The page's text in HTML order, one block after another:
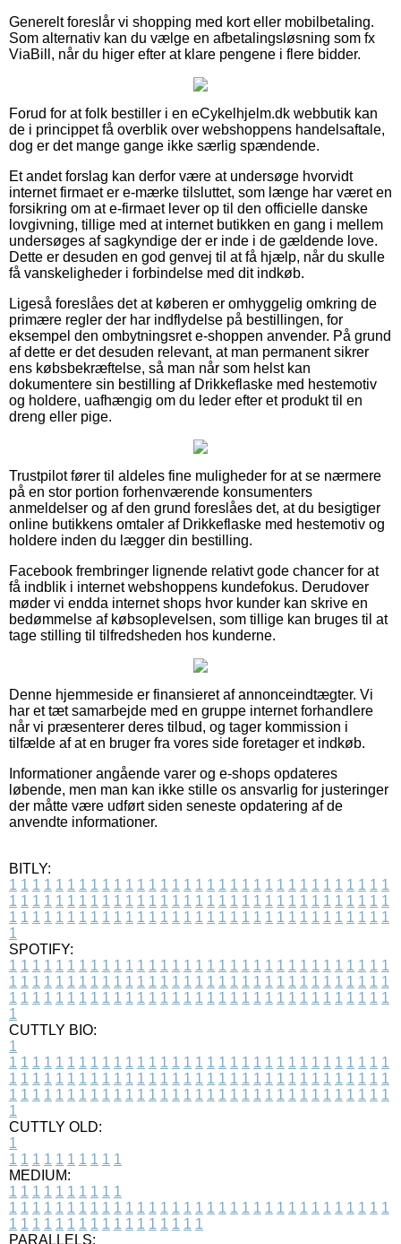
Generelt foreslår vi shopping med kort eller mobilbetaling.
Som alternativ kan du vælge en afbetalingsløsning som fx
ViaBill, når du higer efter at klare pengene i flere bidder.
Forud for at folk bestiller i en eCykelhjelm.dk webbutik kan
de i princippet få overblik over webshoppens handelsaftale,
dog er det mange gange ikke særlig spændende.
Et andet forslag kan derfor være at undersøge hvorvidt
internet firmaet er e-mærke tilsluttet, som længe har været en
forsikring om at e-firmaet lever op til den officielle danske
lovgivning, tillige med at internet butikken en gang i mellem
undersøges af sagkyndige der er inde i de gældende love.
Dette er desuden en god genvej til at få hjælp, når du skulle
få vanskeligheder i forbindelse med dit indkøb.
Ligeså foreslåes det at køberen er omhyggelig omkring de
primære regler der har indflydelse på bestillingen, for
eksempel den ombytningsret e-shoppen anvender. På grund
af dette er det desuden relevant, at man permanent sikrer
ens købsbekræftelse, så man når som helst kan
dokumentere sin bestilling af Drikkeflaske med hestemotiv
og holdere, uafhængig om du leder efter et produkt til en
dreng eller pige.
Trustpilot fører til aldeles fine muligheder for at se nærmere
på en stor portion forhenværende konsumenters
anmeldelser og af den grund foreslåes det, at du besigtiger
online butikkens omtaler af Drikkeflaske med hestemotiv og
holdere inden du lægger din bestilling.
Facebook frembringer lignende relativt gode chancer for at
få indblik i internet webshoppens kundefokus. Derudover
møder vi endda internet shops hvor kunder kan skrive en
bedømmelse af købsoplevelsen, som tillige kan bruges til at
tage stilling til tilfredsheden hos kunderne.
Denne hjemmeside er finansieret af annonceindtægter. Vi
har et tæt samarbejde med en gruppe internet forhandlere
når vi præsenterer deres tilbud, og tager kommission i
tilfælde af at en bruger fra vores side foretager et indkøb.
Informationer angående varer og e-shops opdateres
løbende, men man kan ikke stille os ansvarlig for justeringer
der måtte være udført siden seneste opdatering af de
anvendte informationer.
BITLY:
1 1 1 1 1 1 1 1 1 1 1 1 1 1 1 1 1 1 1 1 1 1 1 1 1 1 1 1 1 1 1 1 1
1 1 1 1 1 1 1 1 1 1 1 1 1 1 1 1 1 1 1 1 1 1 1 1 1 1 1 1 1 1 1 1 1
1 1 1 1 1 1 1 1 1 1 1 1 1 1 1 1 1 1 1 1 1 1 1 1 1 1 1 1 1 1 1 1 1
1
SPOTIFY:
1 1 1 1 1 1 1 1 1 1 1 1 1 1 1 1 1 1 1 1 1 1 1 1 1 1 1 1 1 1 1 1 1
1 1 1 1 1 1 1 1 1 1 1 1 1 1 1 1 1 1 1 1 1 1 1 1 1 1 1 1 1 1 1 1 1
1 1 1 1 1 1 1 1 1 1 1 1 1 1 1 1 1 1 1 1 1 1 1 1 1 1 1 1 1 1 1 1 1
1
CUTTLY BIO:
1
1 1 1 1 1 1 1 1 1 1 1 1 1 1 1 1 1 1 1 1 1 1 1 1 1 1 1 1 1 1 1 1 1
1 1 1 1 1 1 1 1 1 1 1 1 1 1 1 1 1 1 1 1 1 1 1 1 1 1 1 1 1 1 1 1 1
1 1 1 1 1 1 1 1 1 1 1 1 1 1 1 1 1 1 1 1 1 1 1 1 1 1 1 1 1 1 1 1 1
1
CUTTLY OLD:
1
1 1 1 1 1 1 1 1 1 1
MEDIUM:
1 1 1 1 1 1 1 1 1 1
1 1 1 1 1 1 1 1 1 1 1 1 1 1 1 1 1 1 1 1 1 1 1 1 1 1 1 1 1 1 1 1 1
1 1 1 1 1 1 1 1 1 1 1 1 1 1 1 1 1
PARALLELS: